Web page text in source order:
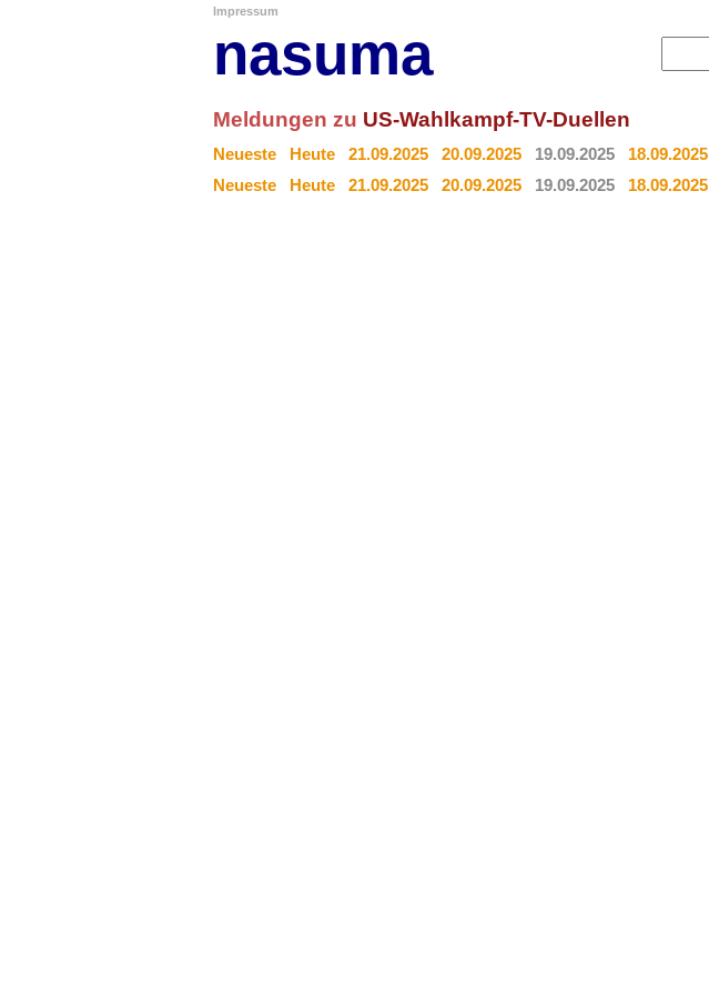
Impressum
nasuma
Meldungen zu US-Wahlkampf-TV-Duellen
Neueste Heute 21.09.2025 20.09.2025 19.09.2025 18.09.2025
Neueste
Heute 21.09.2025 20.09.2025 19.09.2025 18.09.2025